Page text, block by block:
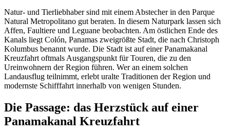
Natur- und Tierliebhaber sind mit einem Abstecher in den Parque
Natural Metropolitano gut beraten. In diesem Naturpark lassen sich
Affen, Faultiere und Leguane beobachten. Am östlichen Ende des
Kanals liegt Colón, Panamas zweigrößte Stadt, die nach Christoph
Kolumbus benannt wurde. Die Stadt ist auf einer Panamakanal
Kreuzfahrt oftmals Ausgangspunkt für Touren, die zu den
Ureinwohnern der Region führen. Wer an einem solchen
Landausflug teilnimmt, erlebt uralte Traditionen der Region und
modernste Schifffahrt innerhalb von wenigen Stunden.
Die Passage: das Herzstück auf einer
Panamakanal Kreuzfahrt